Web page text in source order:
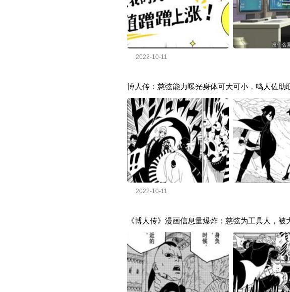
2022-10-11
博人传：慈弦能力曝光身体可大可小，鸣人佐助
2022-10-11
《博人传》漫画信息量爆炸：慈弦为工具人，被